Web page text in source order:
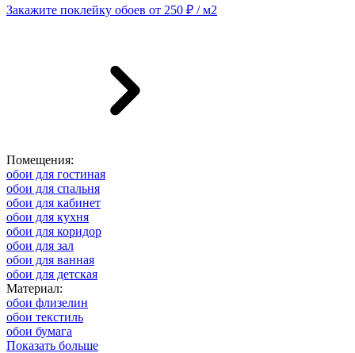
Закажите поклейку обоев от 250 ₽ / м2
Помещения:
обои для гостиная
обои для спальня
обои для кабинет
обои для кухня
обои для коридор
обои для зал
обои для ванная
обои для детская
Материал:
обои флизелин
обои текстиль
обои бумага
Показать больше